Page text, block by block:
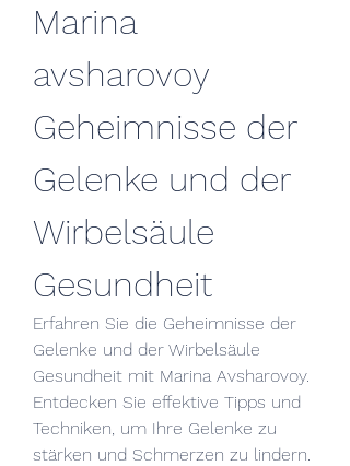
Marina
avsharovoy
Geheimnisse der
Gelenke und der
Wirbelsäule
Gesundheit
Erfahren Sie die Geheimnisse der
Gelenke und der Wirbelsäule
Gesundheit mit Marina Avsharovoy.
Entdecken Sie effektive Tipps und
Techniken, um Ihre Gelenke zu
stärken und Schmerzen zu lindern.